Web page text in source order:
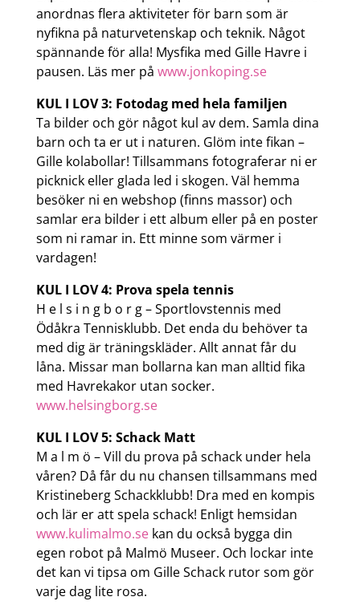
anordnas flera aktiviteter för barn som är
nyfikna på naturvetenskap och teknik. Något
spännande för alla! Mysfika med Gille Havre i
pausen. Läs mer på www.jonkoping.se
KUL I LOV 3: Fotodag med hela familjen
Ta bilder och gör något kul av dem. Samla dina
barn och ta er ut i naturen. Glöm inte fikan –
Gille kolabollar! Tillsammans fotograferar ni er
picknick eller glada led i skogen. Väl hemma
besöker ni en webshop (finns massor) och
samlar era bilder i ett album eller på en poster
som ni ramar in. Ett minne som värmer i
vardagen!
KUL I LOV 4: Prova spela tennis
H e l s i n g b o r g – Sportlovstennis med
Ödåkra Tennisklubb. Det enda du behöver ta
med dig är träningskläder. Allt annat får du
låna. Missar man bollarna kan man alltid fika
med Havrekakor utan socker.
www.helsingborg.se
KUL I LOV 5: Schack Matt
M a l m ö – Vill du prova på schack under hela
våren? Då får du nu chansen tillsammans med
Kristineberg Schackklubb! Dra med en kompis
och lär er att spela schack! Enligt hemsidan
www.kulimalmo.sekan du också bygga din
egen robot på Malmö Museer. Och lockar inte
det kan vi tipsa om Gille Schack rutor som gör
varje dag lite rosa.